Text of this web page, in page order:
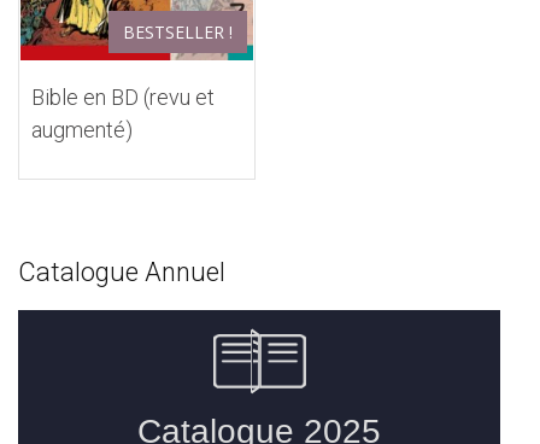
BESTSELLER !
Bible en BD (revu et
augmenté)
Catalogue Annuel